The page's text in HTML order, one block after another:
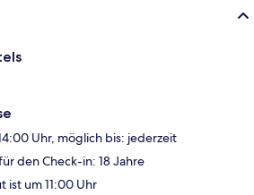
Uhr, möglich bis: jederzeit
den Check-in: 18 Jahre
ist um 11:00 Uhr